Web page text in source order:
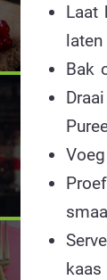
Laat
Bak